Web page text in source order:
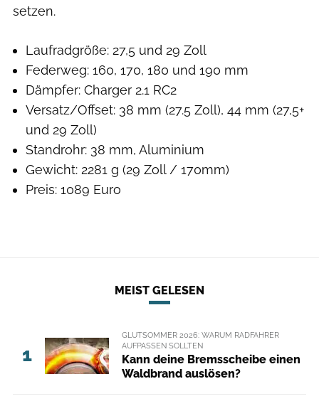
setzen.
Laufradgröße: 27,5 und 29 Zoll
Federweg: 160, 170, 180 und 190 mm
Dämpfer: Charger 2.1 RC2
Versatz/Offset: 38 mm (27.5 Zoll), 44 mm (27,5+
und 29 Zoll)
Standrohr: 38 mm, Aluminium
Gewicht: 2281 g (29 Zoll / 170mm)
Preis: 1089 Euro
MEIST GELESEN
1
GLUTSOMMER 2026: WARUM RADFAHRER
AUFPASSEN SOLLTEN
Kann deine Bremsscheibe einen
Waldbrand auslösen?